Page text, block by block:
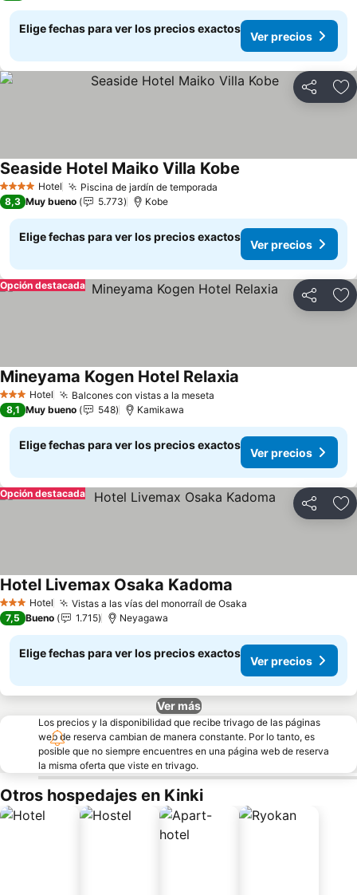
Elige fechas para ver los precios exactos
Ver precios
Compartir
4 EstrellasHotel Piscina de jardín de temporada
Seaside Hotel Maiko Villa Kobe
8,3 Muy bueno 5.773 Kobe
Elige fechas para ver los precios exactos
Ver precios
Compartir
Opción destacada
3 Estrellas
Hotel Balcones con vistas a la meseta
Mineyama Kogen Hotel Relaxia
8,1 Muy bueno 548 Kamikawa
Elige fechas para ver los precios exactos
Ver precios
Compartir
Opción destacada
3 Estrellas
Hotel Vistas a las vías del monorraíl de Osaka
Hotel Livemax Osaka Kadoma
7,5 Bueno 1.715 Neyagawa
Elige fechas para ver los precios exactos
Ver precios
Ver más
Los precios y la disponibilidad que recibe trivago de las páginas
web de reserva cambian de manera constante. Por lo tanto, es
posible que no siempre encuentres en una página web de reserva
la misma oferta que viste en trivago.
Otros hospedajes en Kinki